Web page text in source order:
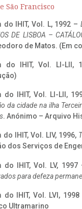
São Francisco
do IHIT, Vol. L, 1992 –
DE LISBOA –
de Matos. (Em
do IHIT, Vol. LI-LII,
do IHIT, Vol. LI-LII,
da cidade na ilha
. Anónimo – Arquivo
do IHIT, Vol. LIV, 1996,
dos Serviços de
do IHIT, Vol. LV, 1997
para defeza
do IHIT, Vol. LVI, 1998
Ultramarino